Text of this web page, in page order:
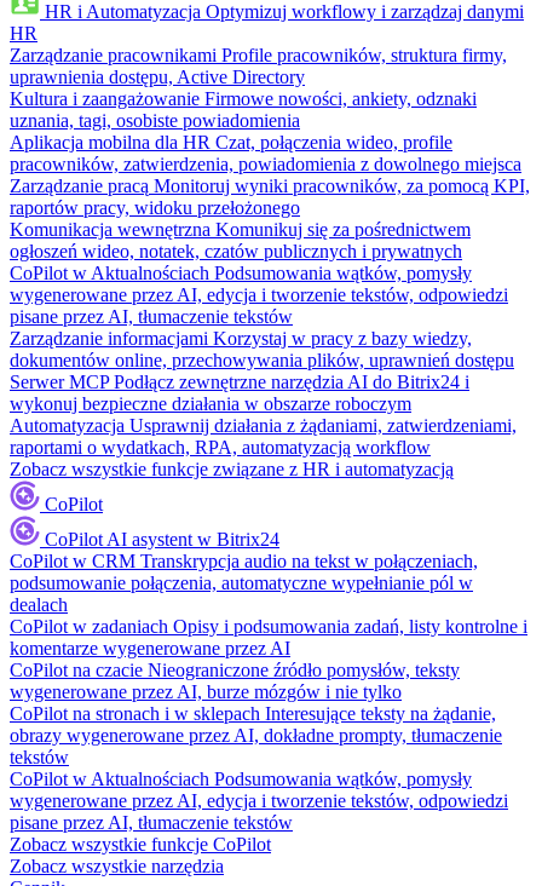
HR i Automatyzacja Optymizuj workflowy i zarządzaj danymi
HR
Zarządzanie pracownikami Profile pracowników, struktura firmy,
uprawnienia dostępu, Active Directory
Kultura i zaangażowanie Firmowe nowości, ankiety, odznaki
uznania, tagi, osobiste powiadomienia
Aplikacja mobilna dla HR Czat, połączenia wideo, profile
pracowników, zatwierdzenia, powiadomienia z dowolnego miejsca
Zarządzanie pracą Monitoruj wyniki pracowników, za pomocą KPI,
raportów pracy, widoku przełożonego
Komunikacja wewnętrzna Komunikuj się za pośrednictwem
ogłoszeń wideo, notatek, czatów publicznych i prywatnych
CoPilot w Aktualnościach Podsumowania wątków, pomysły
wygenerowane przez AI, edycja i tworzenie tekstów, odpowiedzi
pisane przez AI, tłumaczenie tekstów
Zarządzanie informacjami Korzystaj w pracy z bazy wiedzy,
dokumentów online, przechowywania plików, uprawnień dostępu
Serwer MCP Podłącz zewnętrzne narzędzia AI do Bitrix24 i
wykonuj bezpieczne działania w obszarze roboczym
Automatyzacja Usprawnij działania z żądaniami, zatwierdzeniami,
raportami o wydatkach, RPA, automatyzacją workflow
Zobacz wszystkie funkcje związane z HR i automatyzacją
CoPilot
CoPilot AI asystent w Bitrix24
CoPilot w CRM Transkrypcja audio na tekst w połączeniach,
podsumowanie połączenia, automatyczne wypełnianie pól w
dealach
CoPilot w zadaniach Opisy i podsumowania zadań, listy kontrolne i
komentarze wygenerowane przez AI
CoPilot na czacie Nieograniczone źródło pomysłów, teksty
wygenerowane przez AI, burze mózgów i nie tylko
CoPilot na stronach i w sklepach Interesujące teksty na żądanie,
obrazy wygenerowane przez AI, dokładne prompty, tłumaczenie
tekstów
CoPilot w Aktualnościach Podsumowania wątków, pomysły
wygenerowane przez AI, edycja i tworzenie tekstów, odpowiedzi
pisane przez AI, tłumaczenie tekstów
Zobacz wszystkie funkcje CoPilot
Zobacz wszystkie narzędzia